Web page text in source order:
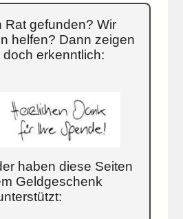
Rat gefunden? Wir
helfen? Dann zeigen
doch erkenntlich:
haben diese Seiten
Geldgeschenk